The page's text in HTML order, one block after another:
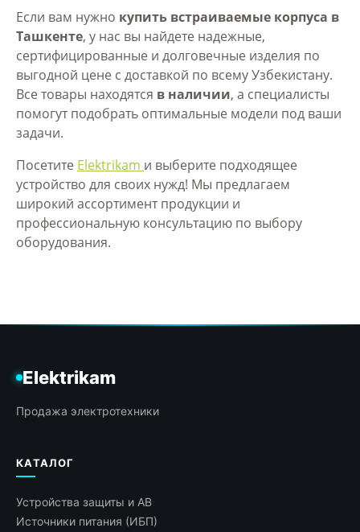
Если вам нужно купить встраиваемые корпуса в
Ташкенте, у нас вы найдете надежные,
сертифицированные и долговечные изделия по
выгодной цене с доставкой по всему Узбекистану.
Все товары находятся в наличии, а специалисты
помогут подобрать оптимальные модели под ваши
задачи.
Посетите Elektrikam и выберите подходящее
устройство для своих нужд! Мы предлагаем
широкий ассортимент продукции и
профессиональную консультацию по выбору
оборудования.
Elektrikam
Продажа электротехники
КАТАЛОГ
Устройства защиты и АВ
Источники питания (ИБП)